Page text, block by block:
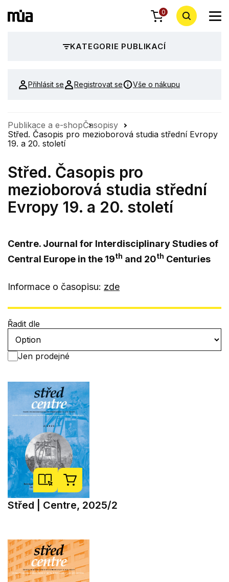
0
KATEGORIE PUBLIKACÍ
Přihlásit se Registrovat se Vše o nákupu
Publikace a e-shopČasopisy
Střed. Časopis pro mezioborová studia střední Evropy
19. a 20. století
Střed. Časopis pro
mezioborová studia střední
Evropy 19. a 20. století
Centre. Journal for Interdisciplinary Studies of
Central Europe in the 19th and 20th Centuries
Informace o časopisu: zde
Řadit dle
Jen prodejné
Střed | Centre, 2025/2